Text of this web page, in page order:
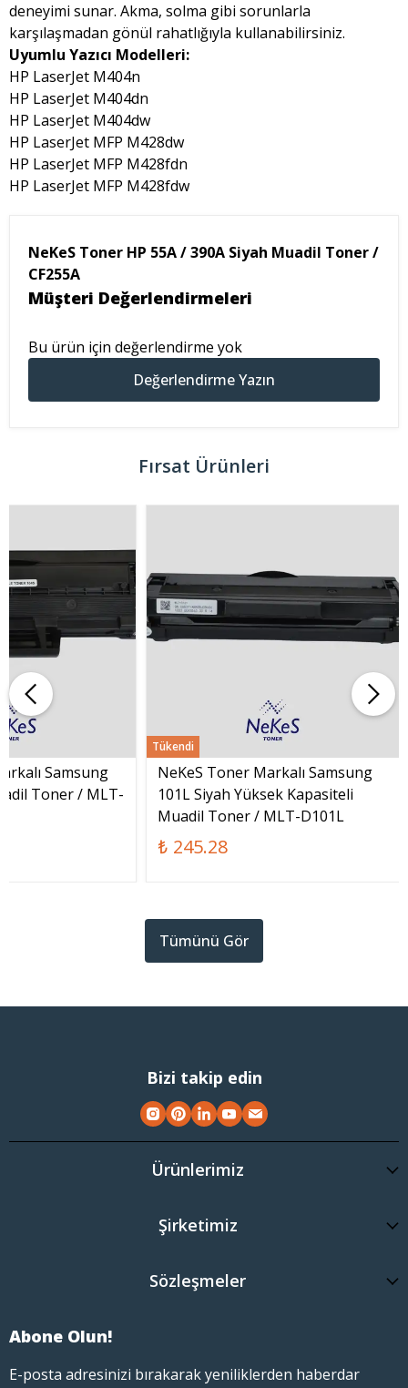
deneyimi sunar. Akma, solma gibi sorunlarla
karşılaşmadan gönül rahatlığıyla kullanabilirsiniz.
Uyumlu Yazıcı Modelleri:
HP LaserJet M404n
HP LaserJet M404dn
HP LaserJet M404dw
HP LaserJet MFP M428dw
HP LaserJet MFP M428fdn
HP LaserJet MFP M428fdw
NeKeS Toner HP 55A / 390A Siyah Muadil Toner /
CF255A
Müşteri Değerlendirmeleri
Bu ürün için değerlendirme yok
Değerlendirme Yazın
Fırsat Ürünleri
Samsung
Toner / MLT-
Tükendi
NeKeS Toner Markalı Samsung
101L Siyah Yüksek Kapasiteli
Muadil Toner / MLT-D101L
₺ 245.28
Tümünü Gör
Bizi takip edin
Ürünlerimiz
Şirketimiz
Sözleşmeler
Abone Olun!
E-posta adresinizi bırakarak yeniliklerden haberdar